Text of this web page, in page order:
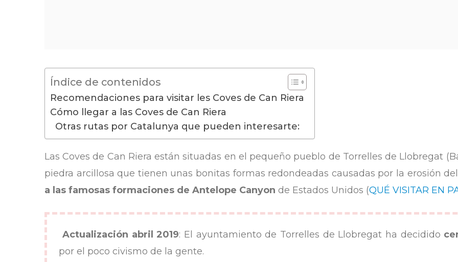
Índice de contenidos
Recomendaciones para visitar les Coves de Can Riera
Cómo llegar a las Coves de Can Riera
Otras rutas por Catalunya que pueden interesarte:
Las Coves de Can Riera están situadas en el pequeño pueblo de Torrelles de Llobregat
piedra arcillosa que tienen unas bonitas formas redondeadas causadas por la erosión
a las famosas formaciones de Antelope Canyon de Estados Unidos (QUÉ VISITAR EN
Actualización abril 2019: El ayuntamiento de Torrelles de Llobregat ha decidido
por el poco civismo de la gente.